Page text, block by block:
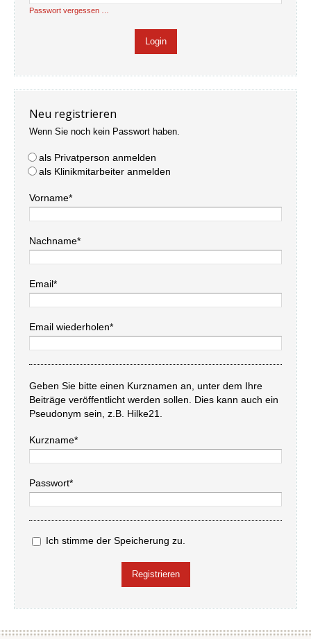
Passwort vergessen …
Neu registrieren
Wenn Sie noch kein Passwort haben.
als Privatperson anmelden
als Klinikmitarbeiter anmelden
Vorname*
Nachname*
Email*
Email wiederholen*
Geben Sie bitte einen Kurznamen an, unter dem Ihre
Beiträge veröffentlicht werden sollen. Dies kann auch ein
Pseudonym sein, z.B. Hilke21.
Kurzname*
Passwort*
Ich stimme der Speicherung zu.